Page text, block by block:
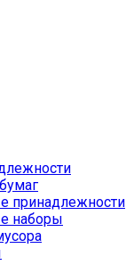
принадлежности
наборы